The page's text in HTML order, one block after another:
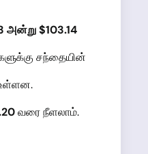
அன்று $103.14
சந்தையின்
வரை நீளலாம்.